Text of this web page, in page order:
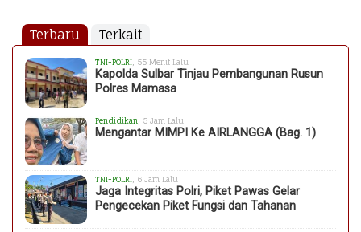
Terbaru Terkait
TNI-POLRI , 55 Menit Lalu
Kapolda Sulbar Tinjau Pembangunan Rusun
Polres Mamasa
Pendidikan , 5 Jam Lalu
Mengantar MIMPI Ke AIRLANGGA (Bag. 1)
TNI-POLRI , 6 Jam Lalu
Jaga Integritas Polri, Piket Pawas Gelar
Pengecekan Piket Fungsi dan Tahanan